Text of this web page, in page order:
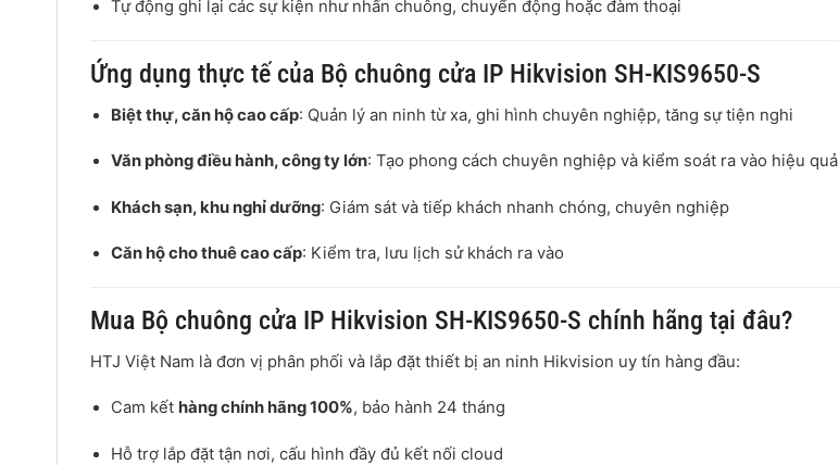
Tự động ghi lại các sự kiện như nhấn chuông, chuyển động hoặc đàm thoại
Ứng dụng thực tế của Bộ chuông cửa IP Hikvision SH-KIS9650-S
Biệt thự, căn hộ cao cấp: Quản lý an ninh từ xa, ghi hình chuyên nghiệp, tăng sự tiện nghi
Văn phòng điều hành, công ty lớn: Tạo phong cách chuyên nghiệp và kiểm soát ra vào hiệu quả
Khách sạn, khu nghỉ dưỡng: Giám sát và tiếp khách nhanh chóng, chuyên nghiệp
Căn hộ cho thuê cao cấp: Kiểm tra, lưu lịch sử khách ra vào
Mua Bộ chuông cửa IP Hikvision SH-KIS9650-S chính hãng tại đâu?
HTJ Việt Nam là đơn vị phân phối và lắp đặt thiết bị an ninh Hikvision uy tín hàng đầu:
Cam kết hàng chính hãng 100%, bảo hành 24 tháng
Hỗ trợ lắp đặt tận nơi, cấu hình đầy đủ kết nối cloud